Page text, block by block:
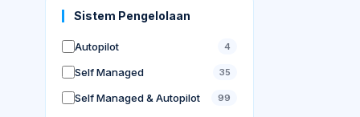
Sistem Pengelolaan
Autopilot 4
Self Managed 35
Self Managed & Autopilot 99